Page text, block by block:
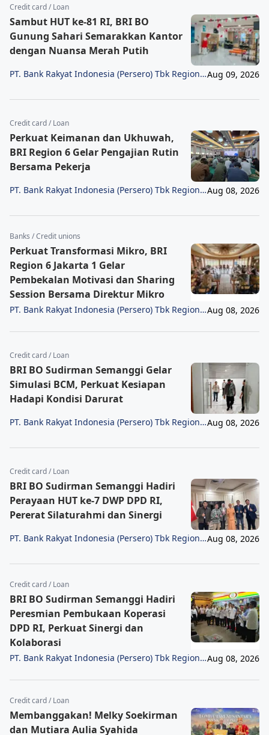
Credit card / Loan
Sambut HUT ke-81 RI, BRI BO
Gunung Sahari Semarakkan Kantor
dengan Nuansa Merah Putih
PT. Bank Rakyat Indonesia (Persero) Tbk Region
Aug 09, 2026
Credit card / Loan
Perkuat Keimanan dan Ukhuwah,
BRI Region 6 Gelar Pengajian Rutin
Bersama Pekerja
PT. Bank Rakyat Indonesia (Persero) Tbk Region
Aug 08, 2026
Banks / Credit unions
Perkuat Transformasi Mikro, BRI
Region 6 Jakarta 1 Gelar
Pembekalan Motivasi dan Sharing
Session Bersama Direktur Mikro
PT. Bank Rakyat Indonesia (Persero) Tbk Region
Aug 08, 2026
Credit card / Loan
BRI BO Sudirman Semanggi Gelar
Simulasi BCM, Perkuat Kesiapan
Hadapi Kondisi Darurat
PT. Bank Rakyat Indonesia (Persero) Tbk Region
Aug 08, 2026
Credit card / Loan
BRI BO Sudirman Semanggi Hadiri
Perayaan HUT ke-7 DWP DPD RI,
Pererat Silaturahmi dan Sinergi
PT. Bank Rakyat Indonesia (Persero) Tbk Region
Aug 08, 2026
Credit card / Loan
BRI BO Sudirman Semanggi Hadiri
Peresmian Pembukaan Koperasi
DPD RI, Perkuat Sinergi dan
Kolaborasi
PT. Bank Rakyat Indonesia (Persero) Tbk Region
Aug 08, 2026
Credit card / Loan
Membanggakan! Melky Soekirman
dan Mutiara Aulia Syahida